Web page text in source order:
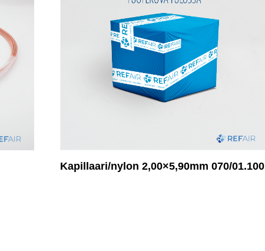
Kapillaari/nylon 2,00×5,90mm 070/01.100